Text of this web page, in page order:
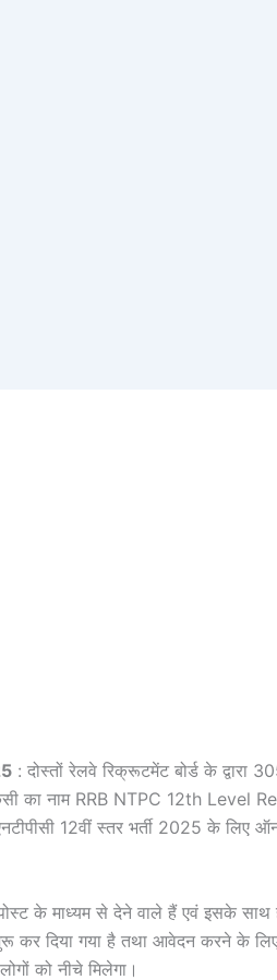
: दोस्तों रेलवे रिक्रूटमेंट बोर्ड के द्वारा
का नाम RRB NTPC 12th Level
12वीं स्तर भर्ती 2025 के
के माध्यम से देने वाले हैं एवं इसके साथ
दिया गया है तथा आवेदन करने के लिए
को नीचे मिलेगा।